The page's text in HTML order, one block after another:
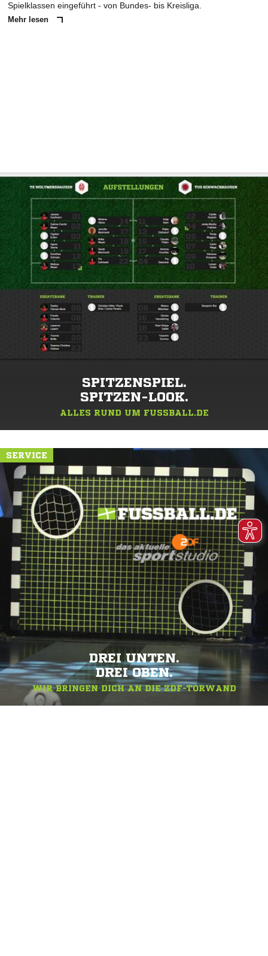
Spielklassen eingeführt - von Bundes- bis Kreisliga.
Mehr lesen
SPITZENSPIEL.
SPITZEN-LOOK.
ALLES RUND UM FUSSBALL.DE
SERVICE
DREI UNTEN.
DREI OBEN.
WIR BRINGEN DICH AN DIE ZDF-TORWAND